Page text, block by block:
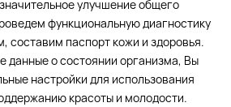
улучшение общего
функциональную диагностику
составим паспорт кожи и здоровья.
данные о состоянии организма, Вы
настройки для использования
красоты и молодости.